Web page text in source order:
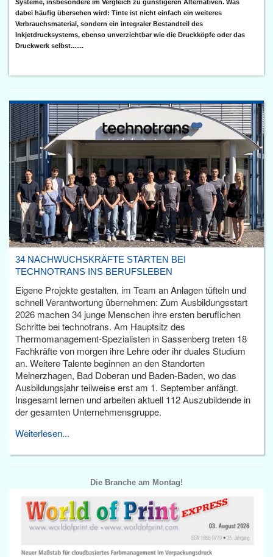
Systeme, insbesondere im Vergleich zu günstigeren Alternativen. Was
dabei häufig übersehen wird: Tinte ist nicht einfach ein weiteres
Verbrauchsmaterial, sondern ein integraler Bestandteil des
Inkjetdrucksystems, ebenso unverzichtbar wie die Druckköpfe oder das
Druckwerk selbst.......
34 NACHWUCHSKRÄFTE STARTEN BEI
TECHNOTRANS INS BERUFSLEBEN
Eigene Projekte gestalten, im Team an Anlagen tüfteln und
schnell Verantwortung übernehmen: Zum Ausbildungsstart
2026 machen 34 junge Menschen ihre ersten beruflichen
Schritte bei technotrans. Am Hauptsitz des
Thermomanagement-Spezialisten in Sassenberg treten 18
Fachkräfte von morgen ihre Lehre oder ihr duales Studium
an. Weitere Talente beginnen an den Standorten
Meinerzhagen, Bad Doberan und Baden-Baden, wo das
Ausbildungsjahr teilweise erst am 1. September anfängt.
Insgesamt lernen und arbeiten aktuell 112 Auszubildende in
der gesamten Unternehmensgruppe.
Weiterlesen...
Die Branche am Montag!